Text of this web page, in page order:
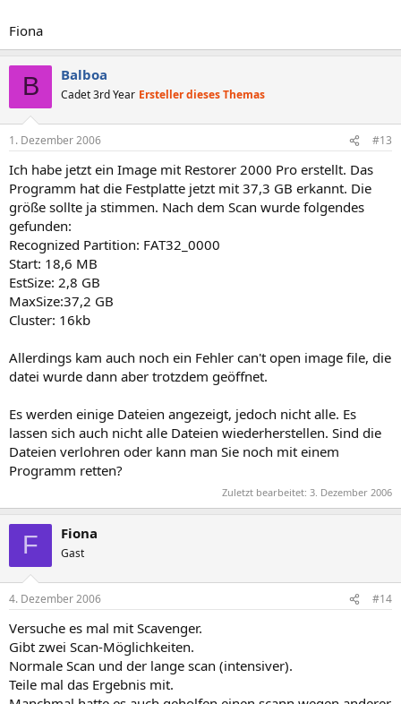
Fiona
B Balboa
Cadet 3rd Year Ersteller dieses Themas
1. Dezember 2006 #13
Ich habe jetzt ein Image mit Restorer 2000 Pro erstellt. Das
Programm hat die Festplatte jetzt mit 37,3 GB erkannt. Die
größe sollte ja stimmen. Nach dem Scan wurde folgendes
gefunden:
Recognized Partition: FAT32_0000
Start: 18,6 MB
EstSize: 2,8 GB
MaxSize:37,2 GB
Cluster: 16kb
Allerdings kam auch noch ein Fehler can't open image file, die
datei wurde dann aber trotzdem geöffnet.
Es werden einige Dateien angezeigt, jedoch nicht alle. Es
lassen sich auch nicht alle Dateien wiederherstellen. Sind die
Dateien verlohren oder kann man Sie noch mit einem
Programm retten?
Zuletzt bearbeitet: 3. Dezember 2006
F Fiona
Gast
4. Dezember 2006 #14
Versuche es mal mit Scavenger.
Gibt zwei Scan-Möglichkeiten.
Normale Scan und der lange scan (intensiver).
Teile mal das Ergebnis mit.